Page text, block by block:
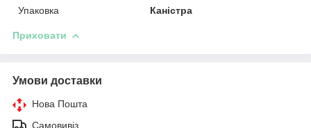
Упаковка
Каністра
Приховати
Умови доставки
Нова Пошта
Самовивіз